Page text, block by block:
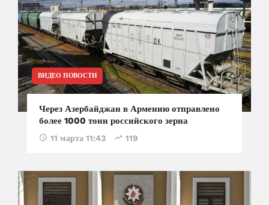
ВИДЕО НОВОСТИ
Через Азербайджан в Армению отправлено
более 1000 тонн российского зерна
11 марта 11:43 119